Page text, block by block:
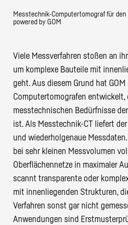
Messtechnik-Computertomograf für
powered by GOM
Viele Messverfahren stoßen an
um komplexe Bauteile mit
geht. Aus diesem Grund hat GOM
Computertomografen entwickelt,
messtechnischen Bedürfnisse
ist. Als Messtechnik-CT liefert
und wiederholgenaue
bei sehr kleinen Messvolumen
Oberflächennetze in maximaler
scannt transparente oder
mit innenliegenden Strukturen,
Verfahren sonst gar nicht
Anwendungen sind